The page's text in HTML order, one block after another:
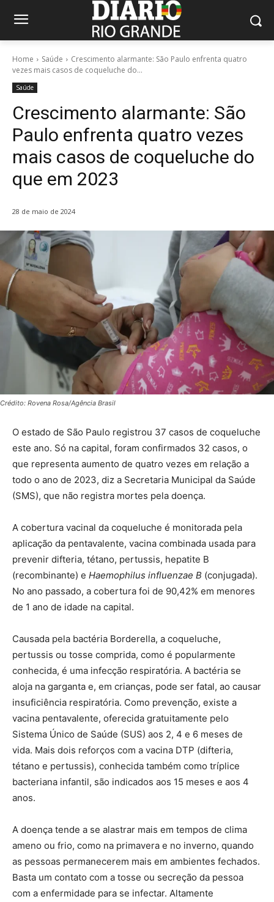
Home Saúde
Crescimento alarmante: São Paulo enfrenta quatro
vezes mais casos de coqueluche do...
Saúde
Crescimento alarmante: São
Paulo enfrenta quatro vezes
mais casos de coqueluche do
que em 2023
28 de maio de 2024
Crédito: Rovena Rosa/Agência Brasil
O estado de São Paulo registrou 37 casos de coqueluche
este ano. Só na capital, foram confirmados 32 casos, o
que representa aumento de quatro vezes em relação a
todo o ano de 2023, diz a Secretaria Municipal da Saúde
(SMS), que não registra mortes pela doença.
A cobertura vacinal da coqueluche é monitorada pela
aplicação da pentavalente, vacina combinada usada para
prevenir difteria, tétano, pertussis, hepatite B
(recombinante) e Haemophilus influenzae B (conjugada).
No ano passado, a cobertura foi de 90,42% em menores
de 1 ano de idade na capital.
Causada pela bactéria Borderella, a coqueluche,
pertussis ou tosse comprida, como é popularmente
conhecida, é uma infecção respiratória. A bactéria se
aloja na garganta e, em crianças, pode ser fatal, ao causar
insuficiência respiratória. Como prevenção, existe a
vacina pentavalente, oferecida gratuitamente pelo
Sistema Único de Saúde (SUS) aos 2, 4 e 6 meses de
vida. Mais dois reforços com a vacina DTP (difteria,
tétano e pertussis), conhecida também como tríplice
bacteriana infantil, são indicados aos 15 meses e aos 4
anos.
A doença tende a se alastrar mais em tempos de clima
ameno ou frio, como na primavera e no inverno, quando
as pessoas permanecerem mais em ambientes fechados.
Basta um contato com a tosse ou secreção da pessoa
com a enfermidade para se infectar. Altamente